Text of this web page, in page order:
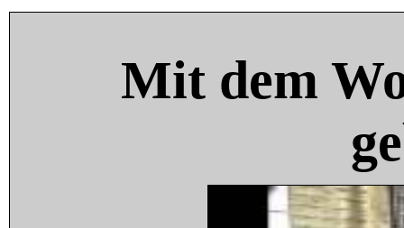
Mit dem